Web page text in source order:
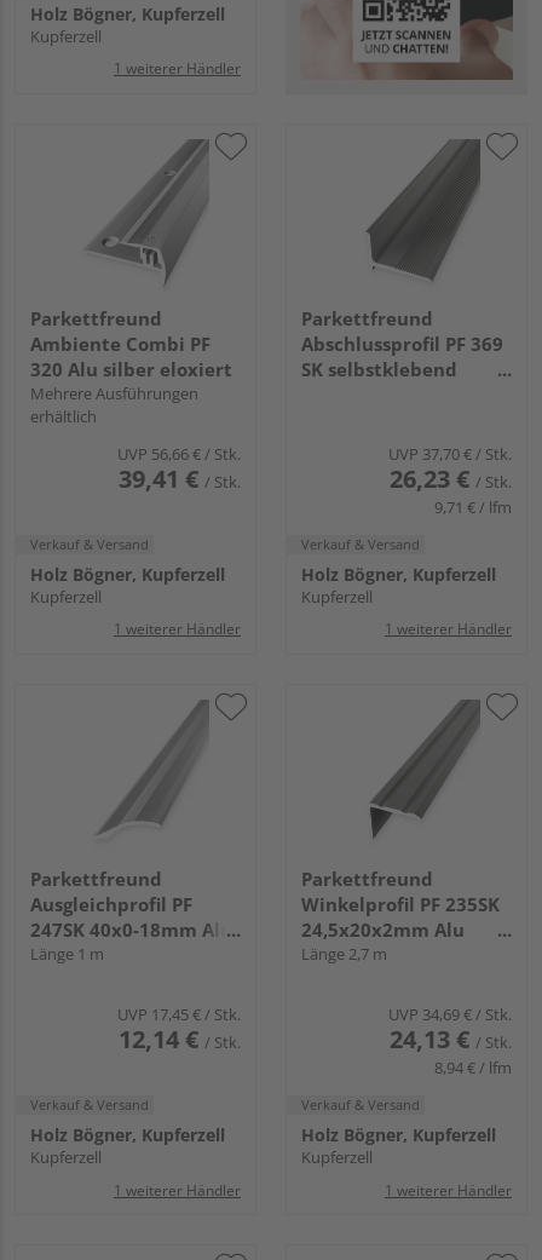
Holz Bögner, Kupferzell
Kupferzell
1 weiterer Händler
Parkettfreund
Ambiente Combi PF
320 Alu silber eloxiert
Mehrere Ausführungen
erhältlich
UVP 56,66 €/ Stk.
39,41 € / Stk.
Verkauf & Versand
Holz Bögner, Kupferzell
Kupferzell
1 weiterer Händler
Parkettfreund
Abschlussprofil PF 369
SK selbstklebend
UVP 37,70 €/ Stk.
26,23 € / Stk.
9,71 € / lfm
Verkauf & Versand
Holz Bögner, Kupferzell
Kupferzell
1 weiterer Händler
Parkettfreund
Ausgleichprofil PF
247SK 40x0-18mm Alu
silber eloxiert
Länge 1 m
UVP 17,45 €/ Stk.
12,14 € / Stk.
Verkauf & Versand
Holz Bögner, Kupferzell
Kupferzell
1 weiterer Händler
Parkettfreund
Winkelprofil PF 235SK
24,5x20x2mm Alu
edelstahl eloxiert
Länge 2,7 m
UVP 34,69 €/ Stk.
24,13 € / Stk.
8,94 € / lfm
Verkauf & Versand
Holz Bögner, Kupferzell
Kupferzell
1 weiterer Händler